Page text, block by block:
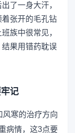
了一身大汗，
张开的毛孔钻
族中很常见，
果用错药耽误
记
风寒的治疗方向
病情，这3点要